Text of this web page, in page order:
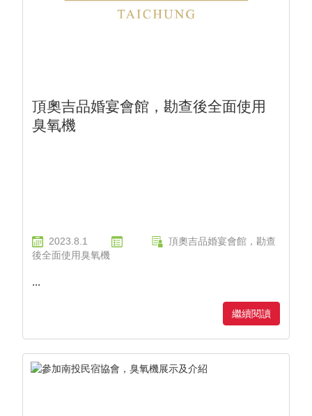
頂奧吉品婚宴會館，勘查後全面使用
臭氧機
2023.8.1
頂奧吉品婚宴會館，勘查
後全面使用臭氧機
...
繼續閱讀